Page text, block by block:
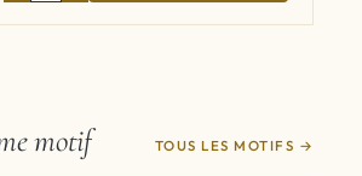
motif TOUS LES MOTIFS